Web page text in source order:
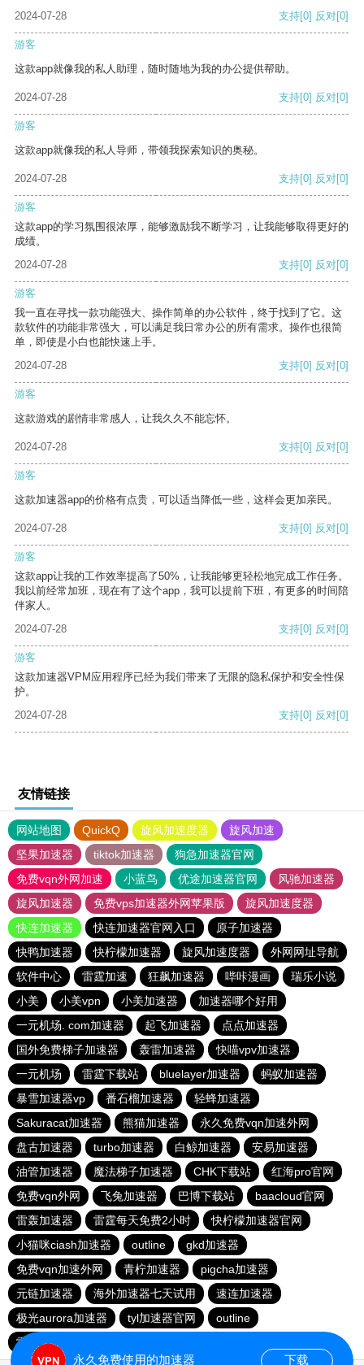
2024-07-28
支持[0] 反对[0]
游客
这款app就像我的私人助理，随时随地为我的办公提供帮助。
2024-07-28 支持[0] 反对[0]
游客
这款app就像我的私人导师，带领我探索知识的奥秘。
2024-07-28 支持[0] 反对[0]
游客
这款app的学习氛围很浓厚，能够激励我不断学习，让我能够取得更好的
成绩。
2024-07-28
支持[0] 反对[0]
游客
我一直在寻找一款功能强大、操作简单的办公软件，终于找到了它。这
款软件的功能非常强大，可以满足我日常办公的所有需求。操作也很简
单，即使是小白也能快速上手。
2024-07-28
支持[0] 反对[0]
游客
这款游戏的剧情非常感人，让我久久不能忘怀。
2024-07-28 支持[0] 反对[0]
游客
这款加速器app的价格有点贵，可以适当降低一些，这样会更加亲民。
2024-07-28 支持[0] 反对[0]
游客
这款app让我的工作效率提高了50%，让我能够更轻松地完成工作任务。
我以前经常加班，现在有了这个app，我可以提前下班，有更多的时间陪
伴家人。
2024-07-28
支持[0] 反对[0]
游客
这款加速器VPM应用程序已经为我们带来了无限的隐私保护和安全性保
护。
2024-07-28
支持[0] 反对[0]
友情链接
网站地图 QuickQ 旋风加速度器
旋风加速
坚果加速器
tiktok加速器
狗急加速器官网
免费vqn外网加速
小蓝鸟 优途加速器官网
风驰加速器
旋风加速器
免费vps加速器外网苹果版
旋风加速度器
快连加速器
快连加速器官网入口
原子加速器
快鸭加速器
快柠檬加速器 旋风加速度器
外网网址导航
软件中心
雷霆加速 狂飙加速器 哔咔漫画
瑞乐小说
小美
小美vpn 小美加速器
加速器哪个好用
一元机场. com加速器
起飞加速器
点点加速器
国外免费梯子加速器
轰雷加速器
快喵vpv加速器
一元机场
雷霆下载站 bluelayer加速器
蚂蚁加速器
暴雪加速器vp
番石榴加速器
轻蜂加速器
Sakuracat加速器
熊猫加速器
永久免费vqn加速外网
盘古加速器
turbo加速器 白鲸加速器
安易加速器
油管加速器
魔法梯子加速器 CHK下载站
红海pro官网
免费vqn外网
飞兔加速器 巴博下载站
baacloud官网
雷轰加速器
雷霆每天免费2小时
快柠檬加速器官网
小猫咪ciash加速器
outline
gkd加速器
免费vqn加速外网
青柠加速器
pigcha加速器
元链加速器
海外加速器七天试用
速连加速器
极光aurora加速器
tyl加速器官网
outline
雷霆加速免费永久
永久免费使用的加速器 下载